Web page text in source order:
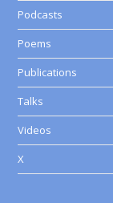
Podcasts
Poems
Publications
Talks
Videos
X